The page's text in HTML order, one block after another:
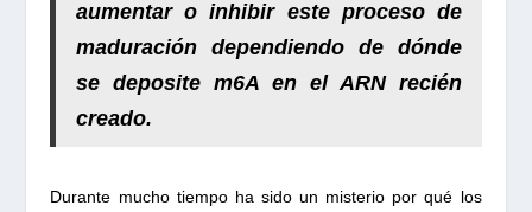
aumentar o inhibir este proceso de
maduración dependiendo de dónde
se deposite m6A en el ARN recién
creado.
Durante mucho tiempo ha sido un misterio por qué los